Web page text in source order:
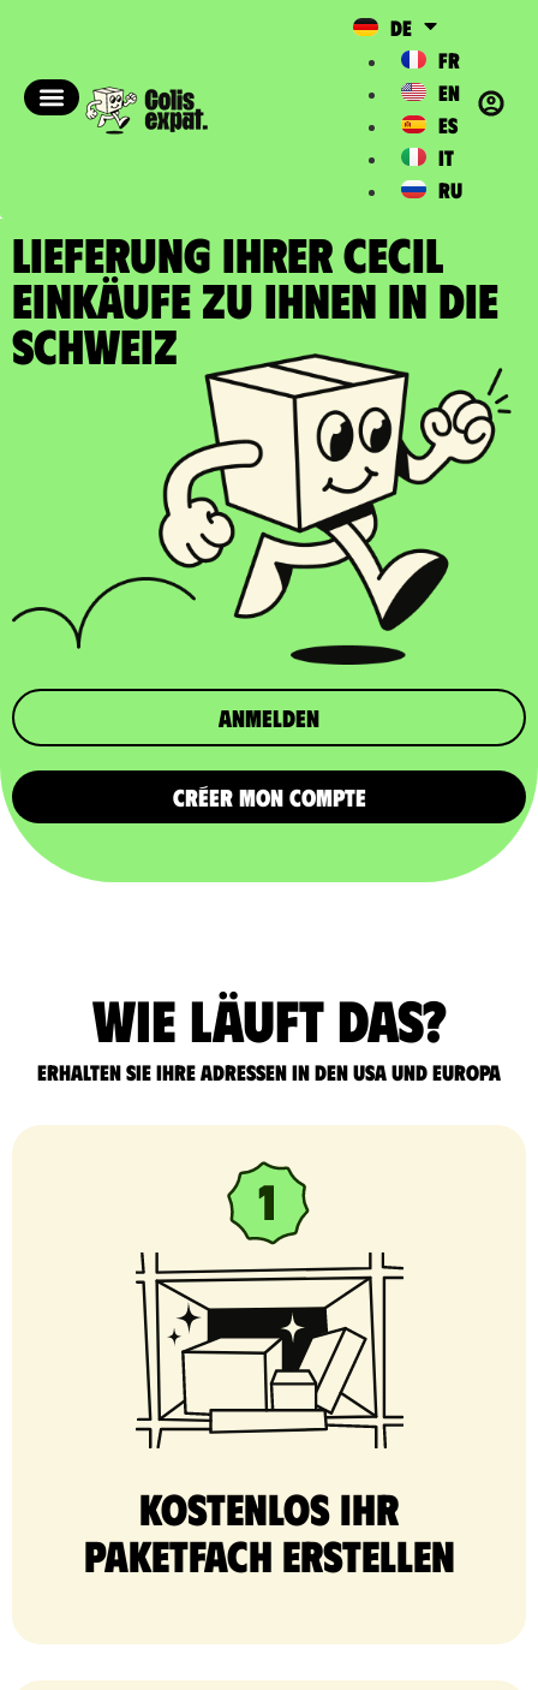
DE
FR
EN
ES
IT
RU
LIEFERUNG IHRER CECIL
EINKÄUFE zu Ihnen in die
Schweiz
Anmelden
CRÉER MON COMPTE
Wie läuft das?
Erhalten Sie Ihre Adressen in den USA und Europa
Kostenlos Ihr
Paketfach erstellen